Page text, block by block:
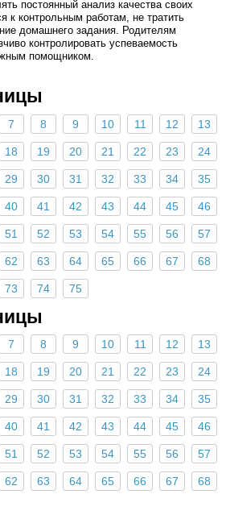
постоянный анализ качества своих
к контрольным работам, не тратить
домашнего задания. Родителям
контролировать успеваемость
помощником.
7 8 9 10 11 12 13
18 19 20 21 22 23 24
29 30 31 32 33 34 35
40 41 42 43 44 45 46
51 52 53 54 55 56 57
62 63 64 65 66 67 68
73 74 75
7 8 9 10 11 12 13
18 19 20 21 22 23 24
29 30 31 32 33 34 35
40 41 42 43 44 45 46
51 52 53 54 55 56 57
62 63 64 65 66 67 68